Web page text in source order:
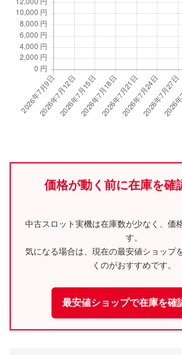
価格が動く前に在庫を確
中古スロット実機は在庫数が少なく、価
す。
気になる場合は、現在の最安値ショップ
くのがおすすめです。
最安値ショップで在庫を確